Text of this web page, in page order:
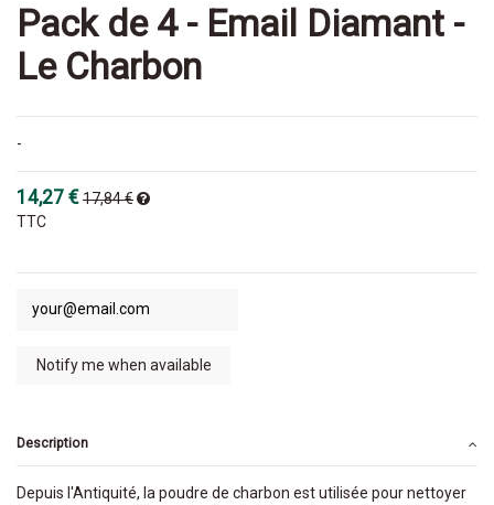
Pack de 4 - Email Diamant -
Le Charbon
-
14,27 €17,84 €
TTC
Description
Depuis l'Antiquité, la poudre de charbon est utilisée pour nettoyer